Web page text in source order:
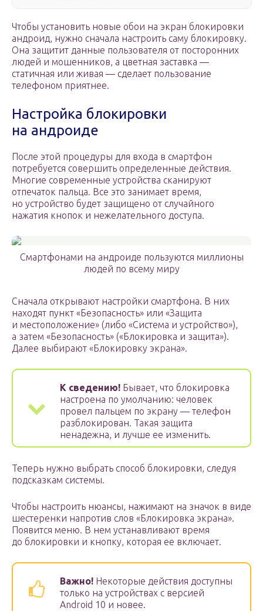
Чтобы установить новые обои на экран блокировки
андроид, нужно сначала настроить саму блокировку.
Она защитит данные пользователя от посторонних
людей и мошенников, а цветная заставка —
статичная или живая — сделает пользование
телефоном приятнее.
Настройка блокировки
на андроиде
После этой процедуры для входа в смартфон
потребуется совершить определенные действия.
Многие современные устройства сканируют
отпечаток пальца. Все это занимает время,
но устройство будет защищено от случайного
нажатия кнопок и нежелательного доступа.
Смартфонами на андроиде пользуются миллионы
людей по всему миру
Сначала открывают настройки смартфона. В них
находят пункт «Безопасность» или «Защита
и местоположение» (либо «Система и устройство»),
а затем «Безопасность» («Блокировка и защита»).
Далее выбирают «Блокировку экрана».
К сведению! Бывает, что блокировка
настроена по умолчанию: человек
провел пальцем по экрану — телефон
разблокирован. Такая защита
ненадежна, и лучше ее изменить.
Теперь нужно выбрать способ блокировки, следуя
подсказкам системы.
Чтобы настроить нюансы, нажимают на значок в виде
шестеренки напротив слов «Блокировка экрана».
Появится меню. В нем устанавливают время
до блокировки и кнопку, которая ее включает.
Важно! Некоторые действия доступны
только на устройствах с версией
Android 10 и новее.